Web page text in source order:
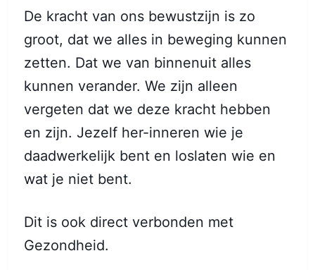
De kracht van ons bewustzijn is zo
groot, dat we alles in beweging kunnen
zetten. Dat we van binnenuit alles
kunnen verander. We zijn alleen
vergeten dat we deze kracht hebben
en zijn. Jezelf her-inneren wie je
daadwerkelijk bent en loslaten wie en
wat je niet bent.
Dit is ook direct verbonden met
Gezondheid.